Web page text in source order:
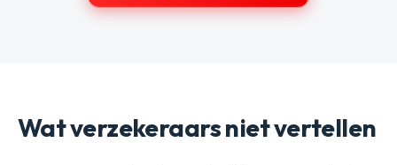
Wat verzekeraars niet vertellen